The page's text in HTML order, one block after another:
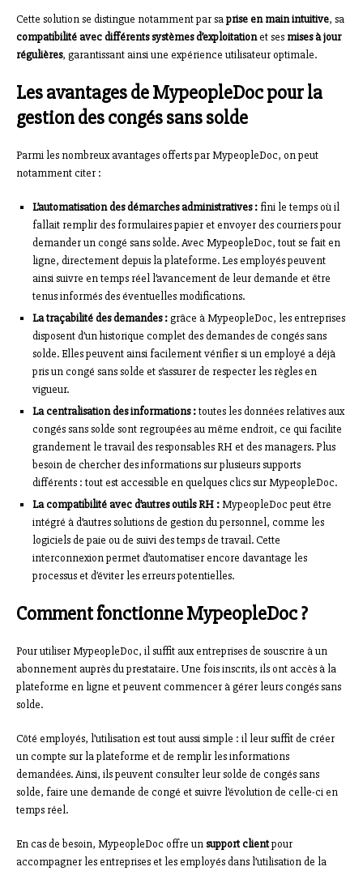
Cette solution se distingue notamment par saprise en main intuitive, sa
compatibilité avec différents systèmes d’exploitationet ses mises à jour
régulières, garantissant ainsi une expérience utilisateur optimale.
Les avantages de MypeopleDoc pour la
gestion des congés sans solde
Parmi les nombreux avantages offerts par MypeopleDoc, on peut
notamment citer :
L’automatisation des démarches administratives : fini le temps où il
fallait remplir des formulaires papier et envoyer des courriers pour
demander un congé sans solde. Avec MypeopleDoc, tout se fait en
ligne, directement depuis la plateforme. Les employés peuvent
ainsi suivre en temps réel l’avancement de leur demande et être
tenus informés des éventuelles modifications.
La traçabilité des demandes :grâce à MypeopleDoc, les entreprises
disposent d’un historique complet des demandes de congés sans
solde. Elles peuvent ainsi facilement vérifier si un employé a déjà
pris un congé sans solde et s’assurer de respecter les règles en
vigueur.
La centralisation des informations :toutes les données relatives aux
congés sans solde sont regroupées au même endroit, ce qui facilite
grandement le travail des responsables RH et des managers. Plus
besoin de chercher des informations sur plusieurs supports
différents : tout est accessible en quelques clics sur MypeopleDoc.
La compatibilité avec d’autres outils RH :MypeopleDoc peut être
intégré à d’autres solutions de gestion du personnel, comme les
logiciels de paie ou de suivi des temps de travail. Cette
interconnexion permet d’automatiser encore davantage les
processus et d’éviter les erreurs potentielles.
Comment fonctionne MypeopleDoc ?
Pour utiliser MypeopleDoc, il suffit aux entreprises de souscrire à un
abonnement auprès du prestataire. Une fois inscrits, ils ont accès à la
plateforme en ligne et peuvent commencer à gérer leurs congés sans
solde.
Côté employés, l’utilisation est tout aussi simple : il leur suffit de créer
un compte sur la plateforme et de remplir les informations
demandées. Ainsi, ils peuvent consulter leur solde de congés sans
solde, faire une demande de congé et suivre l’évolution de celle-ci en
temps réel.
En cas de besoin, MypeopleDoc offre unsupport clientpour
accompagner les entreprises et les employés dans l’utilisation de la